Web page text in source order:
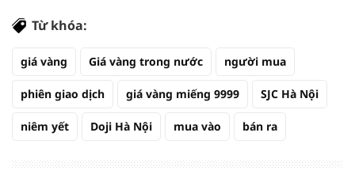
Từ khóa:
giá vàng Giá vàng trong nước người mua
phiên giao dịch giá vàng miếng 9999 SJC Hà Nội
niêm yết Doji Hà Nội mua vào bán ra